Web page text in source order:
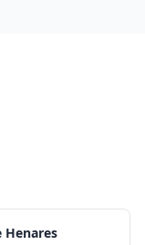
Henares